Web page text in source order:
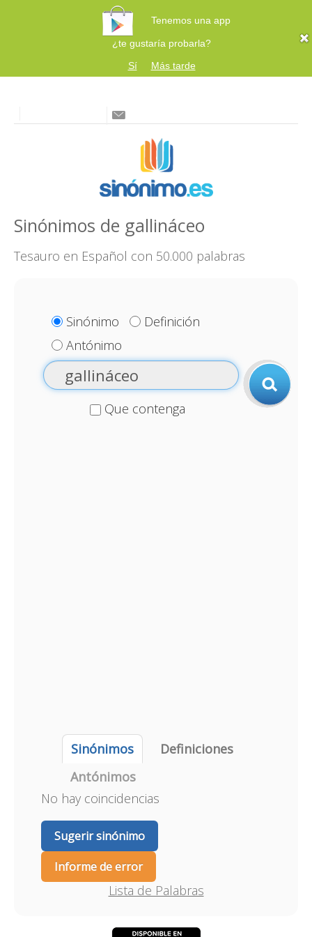
Tenemos una app
¿te gustaría probarla?
Sí
Más tarde
Sinónimos de gallináceo
Tesauro en Español con 50.000 palabras
Sinónimo
Definición
Antónimo
Que contenga
Sinónimos
Definiciones
Antónimos
No hay coincidencias
Sugerir sinónimo
Informe de error
Lista de Palabras